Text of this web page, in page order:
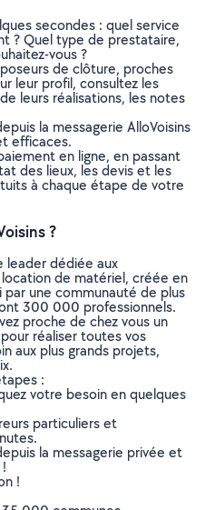
secondes : quel service
? Quel type de prestataire,
vous ?
de clôture, proches
leur profil, consultez les
leurs réalisations, les notes
la messagerie AlloVoisins
efficaces.
en ligne, en passant
des lieux, les devis et les
à chaque étape de votre
?
leader dédiée aux
de matériel, créée en
par une communauté de plus
300 000 professionnels.
proche de chez vous un
réaliser toutes vos
aux plus grands projets,
:
votre besoin en quelques
particuliers et
la messagerie privée et
!